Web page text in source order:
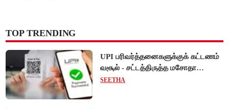
TOP TRENDING
UPI பரிவர்த்தனைகளுக்குக் கட்டணம்
வசூல் - சட்டத்திருத்த மசோதா
நிறைவேற்றம்!
SEETHA